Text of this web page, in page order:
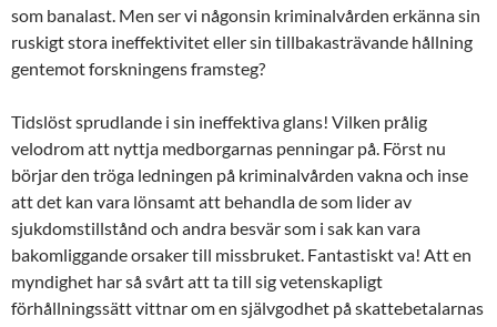
som banalast. Men ser vi någonsin kriminalvården erkänna sin
ruskigt stora ineffektivitet eller sin tillbakasträvande hållning
gentemot forskningens framsteg?
Tidslöst sprudlande i sin ineffektiva glans! Vilken prålig
velodrom att nyttja medborgarnas penningar på. Först nu
börjar den tröga ledningen på kriminalvården vakna och inse
att det kan vara lönsamt att behandla de som lider av
sjukdomstillstånd och andra besvär som i sak kan vara
bakomliggande orsaker till missbruket. Fantastiskt va! Att en
myndighet har så svårt att ta till sig vetenskapligt
förhållningssätt vittnar om en självgodhet på skattebetalarnas